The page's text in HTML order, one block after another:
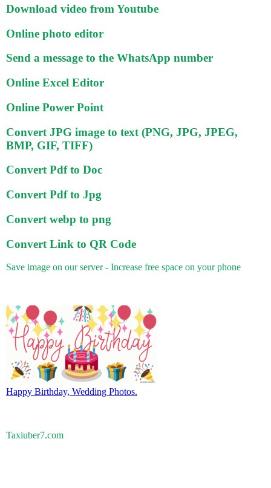
Download video from Youtube
Online photo editor
Send a message to the WhatsApp number
Online Excel Editor
Online Power Point
Convert JPG image to text (PNG, JPG, JPEG,
BMP, GIF, TIFF)
Convert Pdf to Doc
Convert Pdf to Jpg
Convert webp to png
Convert Link to QR Code
Save image on our server - Increase free space on your phone
Happy Birthday, Wedding Photos.
Taxiuber7.com